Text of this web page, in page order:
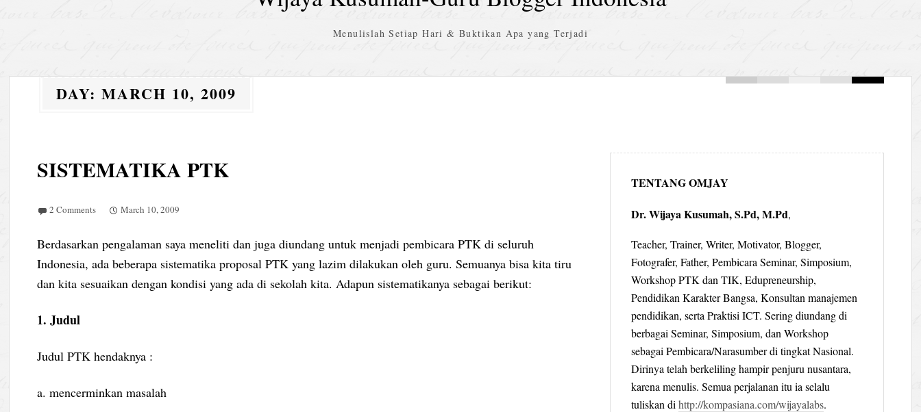
Menulislah Setiap Hari & Buktikan Apa yang Terjadi
DAY:MARCH 10, 2009
SISTEMATIKA PTK
2 Comments March 10, 2009
Berdasarkan pengalaman saya meneliti dan juga diundang untuk menjadi pembicara PTK di seluruh
Indonesia, ada beberapa sistematika proposal PTK yang lazim dilakukan oleh guru. Semuanya bisa kita tiru
dan kita sesuaikan dengan kondisi yang ada di sekolah kita. Adapun sistematikanya sebagai berikut:
1. Judul
Judul PTK hendaknya :
a. mencerminkan masalah
TENTANG OMJAY
Dr. Wijaya Kusumah, S.Pd, M.Pd,
Teacher, Trainer, Writer, Motivator, Blogger,
Fotografer, Father, Pembicara Seminar, Simposium,
Workshop PTK dan TIK, Edupreneurship,
Pendidikan Karakter Bangsa, Konsultan manajemen
pendidikan, serta Praktisi ICT. Sering diundang di
berbagai Seminar, Simposium, dan Workshop
sebagai Pembicara/Narasumber di tingkat Nasional.
Dirinya telah berkeliling hampir penjuru nusantara,
karena menulis. Semua perjalanan itu ia selalu
tuliskan di http://kompasiana.com/wijayalabs.